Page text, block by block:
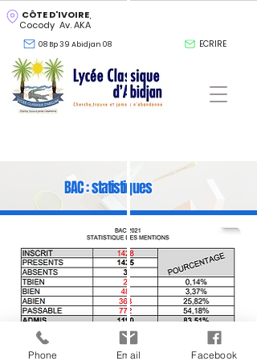
CÔTE D'IVOIRE
Cocody Av. AKA
08 Bp 39 Abidjan 08 ECRIRE
BAC : statistiques
Phone Email Facebook